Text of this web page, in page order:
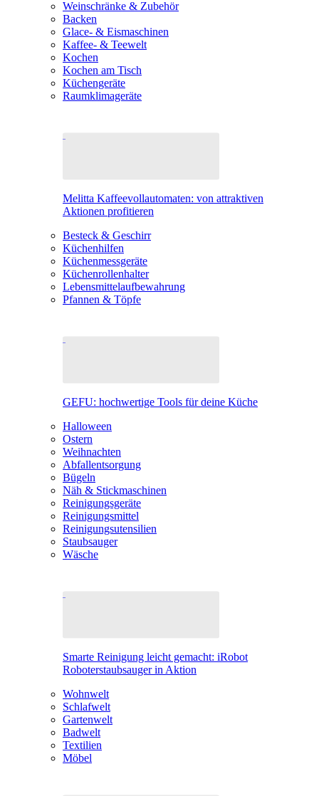
Weinschränke & Zubehör
Backen
Glace- & Eismaschinen
Kaffee- & Teewelt
Kochen
Kochen am Tisch
Küchengeräte
Raumklimageräte
Melitta Kaffeevollautomaten: von attraktiven
Aktionen profitieren
Besteck & Geschirr
Küchenhilfen
Küchenmessgeräte
Küchenrollenhalter
Lebensmittelaufbewahrung
Pfannen & Töpfe
GEFU: hochwertige Tools für deine Küche
Halloween
Ostern
Weihnachten
Abfallentsorgung
Bügeln
Näh & Stickmaschinen
Reinigungsgeräte
Reinigungsmittel
Reinigungsutensilien
Staubsauger
Wäsche
Smarte Reinigung leicht gemacht: iRobot
Roboterstaubsauger in Aktion
Wohnwelt
Schlafwelt
Gartenwelt
Badwelt
Textilien
Möbel